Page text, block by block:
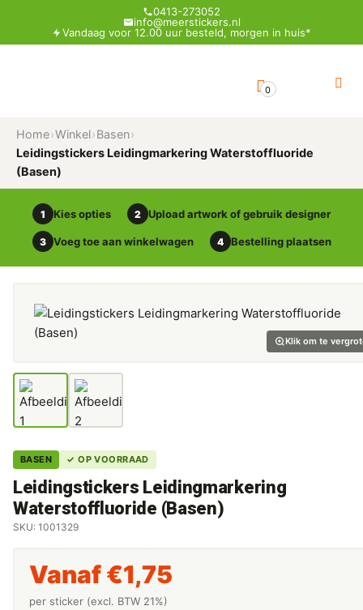
0413-273052
info@meerstickers.nl
Vandaag voor 12.00 uur besteld, morgen in huis*
0
Home›Winkel›Basen›
Leidingstickers Leidingmarkering Waterstoffluoride
(Basen)
1 Kies opties 2 Upload artwork of gebruik designer
3 Voeg toe aan winkelwagen 4 Bestelling plaatsen
Klik om te
BASEN ✓ OP VOORRAAD
Leidingstickers Leidingmarkering
Waterstoffluoride (Basen)
SKU: 1001329
Vanaf €1,75
per sticker (excl. BTW 21%)